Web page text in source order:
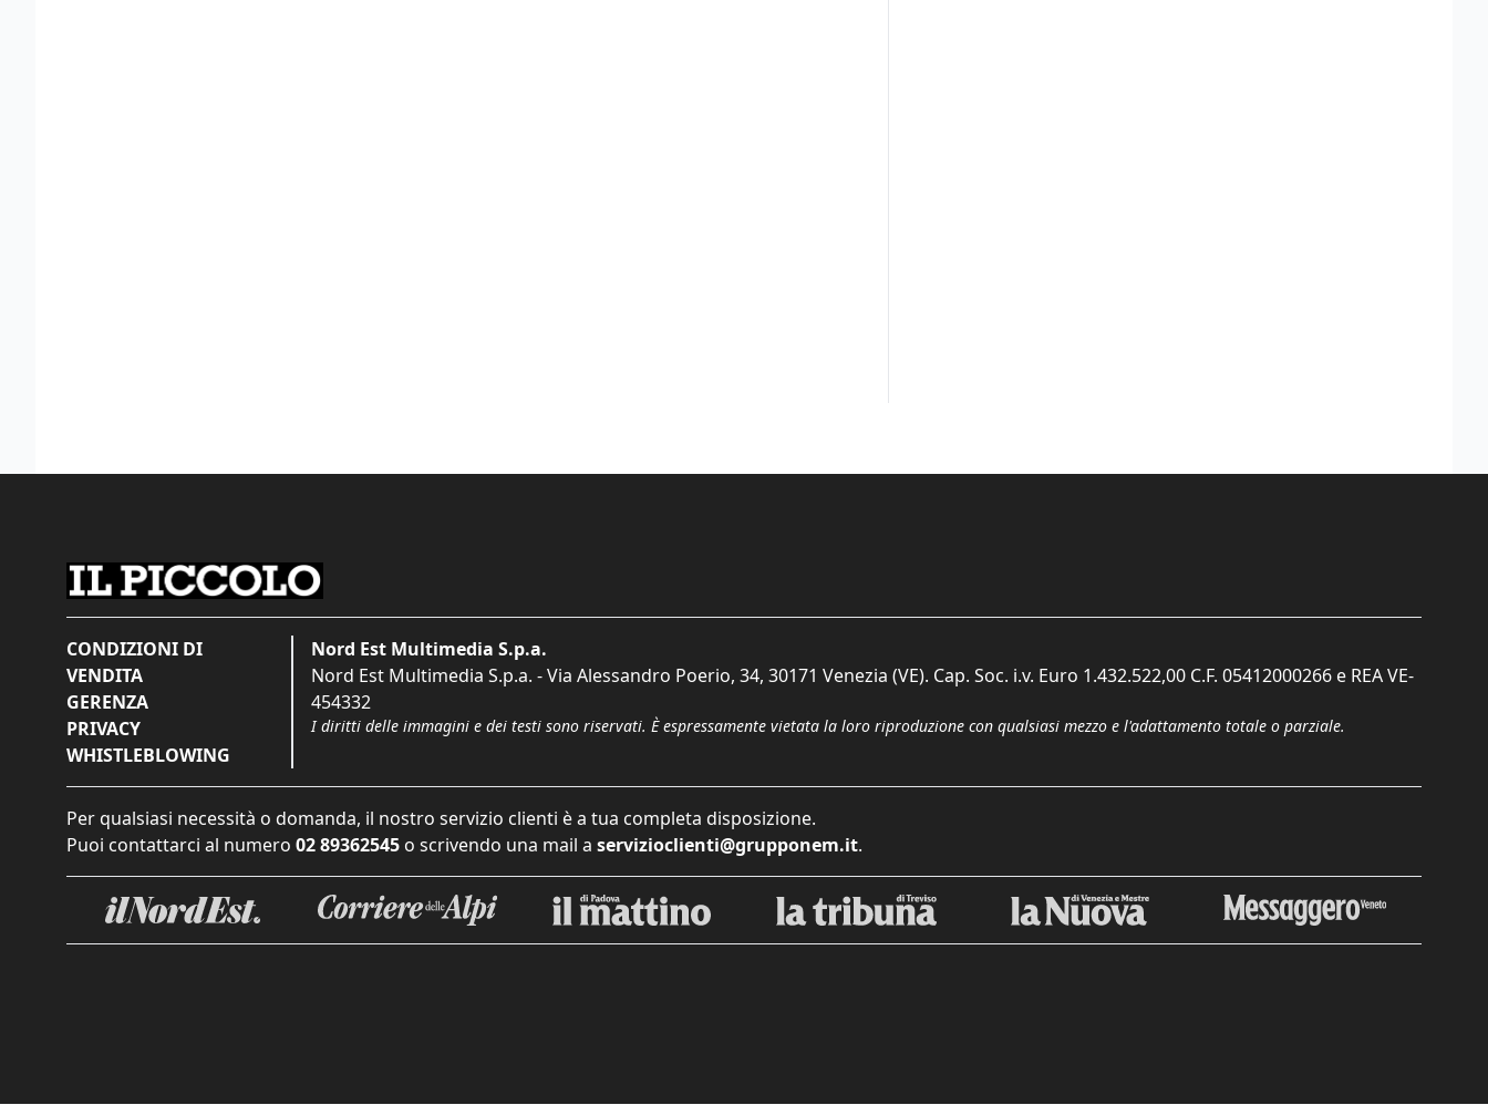
CONDIZIONI DI
VENDITA
GERENZA
PRIVACY
WHISTLEBLOWING
Nord Est Multimedia S.p.a.
Nord Est Multimedia S.p.a. - Via Alessandro Poerio, 34, 30171 Venezia (VE). Cap. Soc. i.v. Euro 1.432.522,00 C.F. 05412000266 e REA VE-
454332
I diritti delle immagini e dei testi sono riservati. È espressamente vietata la loro riproduzione con qualsiasi mezzo e l'adattamento totale o parziale.
Per qualsiasi necessità o domanda, il nostro servizio clienti è a tua completa disposizione.
Puoi contattarci al numero 02 89362545 o scrivendo una mail a servizioclienti@grupponem.it.